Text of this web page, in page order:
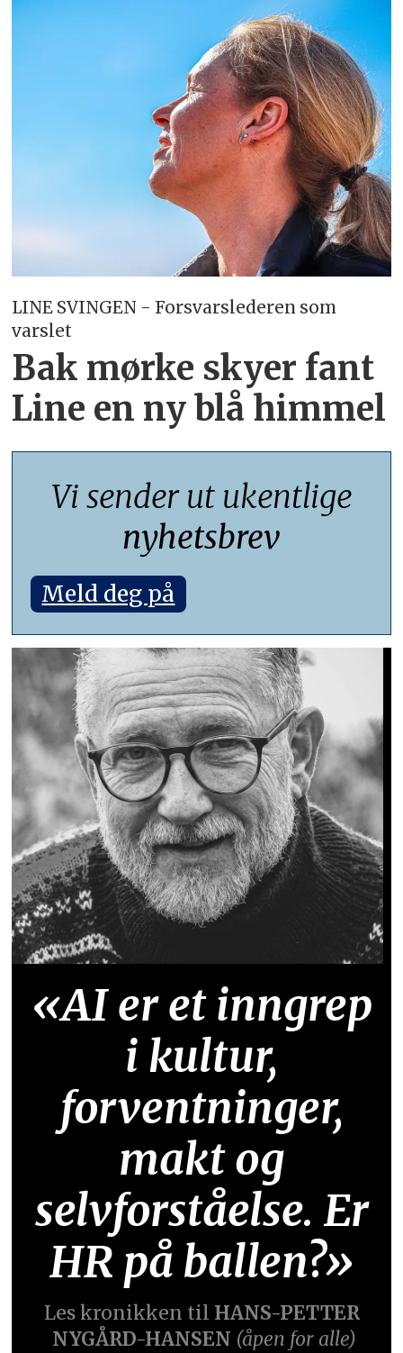
LINE SVINGEN - Forsvarslederen som
varslet
Bak mørke skyer fant
Line en ny blå himmel
Vi sender ut ukentlige
nyhetsbrev
Meld deg på
«AI er et inngrep
i kultur,
forventninger,
makt og
selvforståelse. Er
HR på ballen?»
Les kronikken til HANS-PETTER
NYGÅRD-HANSEN (åpen for alle)